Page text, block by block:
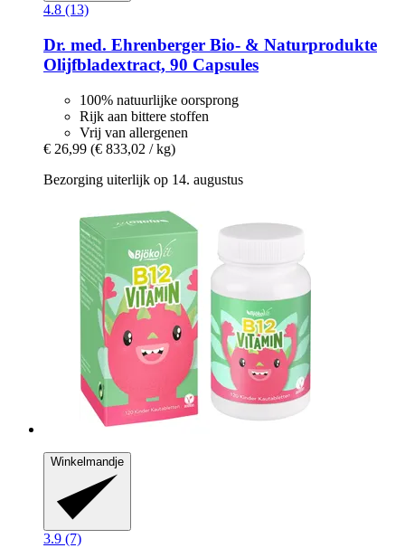
4.8 (13)
Dr. med. Ehrenberger Bio- & Naturprodukte
Olijfbladextract, 90 Capsules
100% natuurlijke oorsprong
Rijk aan bittere stoffen
Vrij van allergenen
€ 26,99 (€ 833,02 / kg)
Bezorging uiterlijk op 14. augustus
Winkelmandje
3.9 (7)